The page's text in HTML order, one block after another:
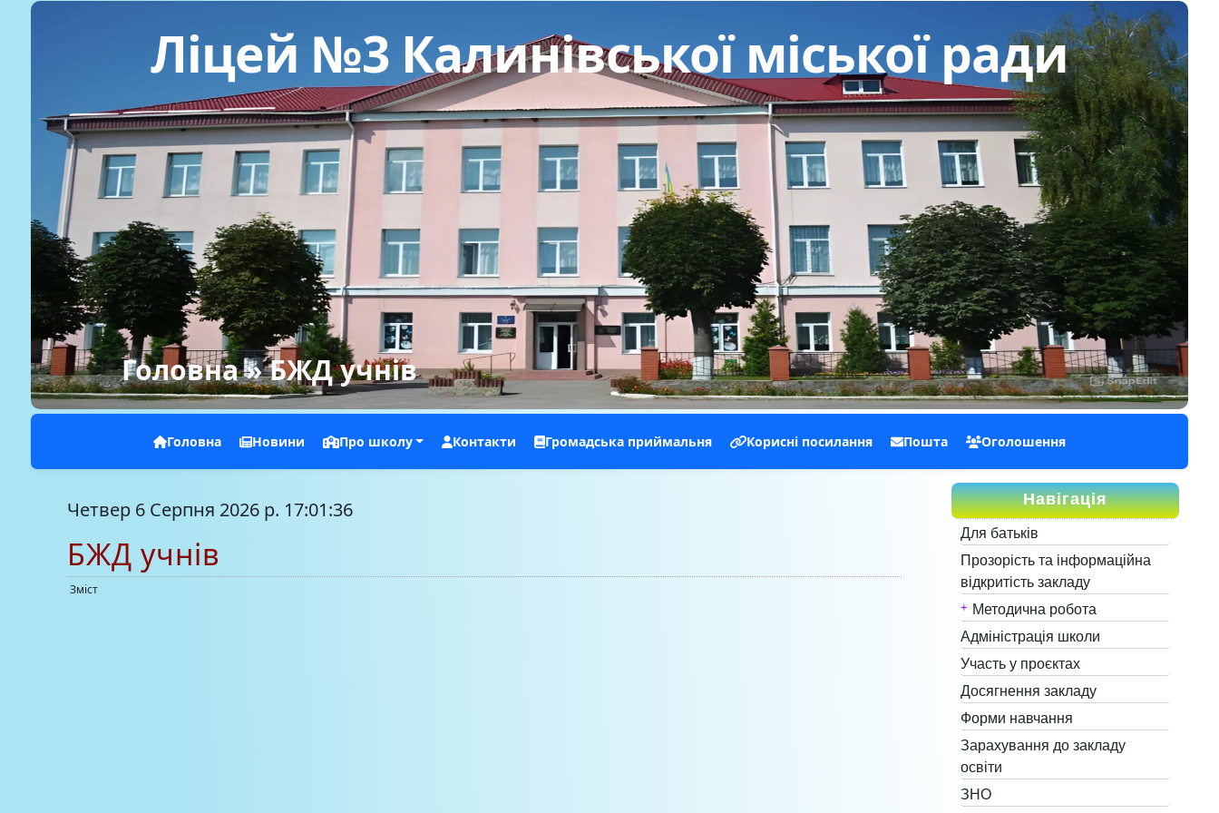
Ліцей №3 Калинівської міської ради
Головна» БЖД учнів
Головна Новини Про школу Контакти Громадська приймальня Корисні посилання Пошта Оголошення
Четвер 6 Серпня 2026 р. 17:01:37
БЖД учнів
Зміст
Навігація
Для батьків
Прозорість та інформаційна
відкритість закладу
Методична робота
Адміністрація школи
Участь у проєктах
Досягнення закладу
Форми навчання
Зарахування до закладу
освіти
ЗНО